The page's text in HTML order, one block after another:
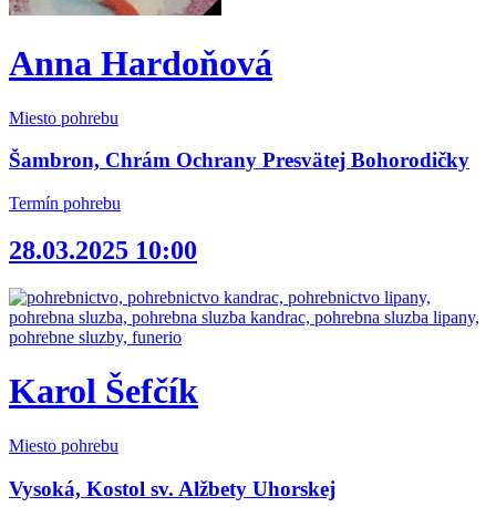
Anna Hardoňová
Miesto pohrebu
Šambron, Chrám Ochrany Presvätej Bohorodičky
Termín pohrebu
28.03.2025 10:00
Karol Šefčík
Miesto pohrebu
Vysoká, Kostol sv. Alžbety Uhorskej